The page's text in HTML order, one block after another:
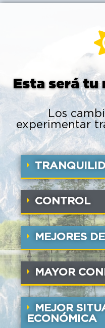
Esta será tu
Los
experimentar
CONTROL
MEJORES
MAYOR
MEJOR
ECONÓMICA